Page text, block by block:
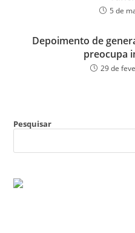
5 de
Depoimento de
preocupa
29 de
Pesquisar